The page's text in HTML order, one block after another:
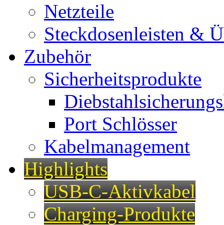
Netzteile
Steckdosenleisten &
Zubehör
Sicherheitsprodukte
Port Schlösser
Kabelmanagement
Highlights
USB-C-Aktivkabel
Charging-Produkte